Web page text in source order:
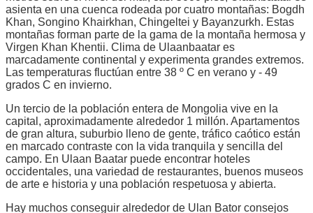
asienta en una cuenca rodeada por cuatro montañas: Bogdh
Khan, Songino Khairkhan, Chingeltei y Bayanzurkh. Estas
montañas forman parte de la gama de la montaña hermosa y
Virgen Khan Khentii. Clima de Ulaanbaatar es
marcadamente continental y experimenta grandes extremos.
Las temperaturas fluctúan entre 38 º C en verano y - 49
grados C en invierno.
Un tercio de la población entera de Mongolia vive en la
capital, aproximadamente alrededor 1 millón. Apartamentos
de gran altura, suburbio lleno de gente, tráfico caótico están
en marcado contraste con la vida tranquila y sencilla del
campo. En Ulaan Baatar puede encontrar hoteles
occidentales, una variedad de restaurantes, buenos museos
de arte e historia y una población respetuosa y abierta.
Hay muchos conseguir alrededor de Ulan Bator consejos